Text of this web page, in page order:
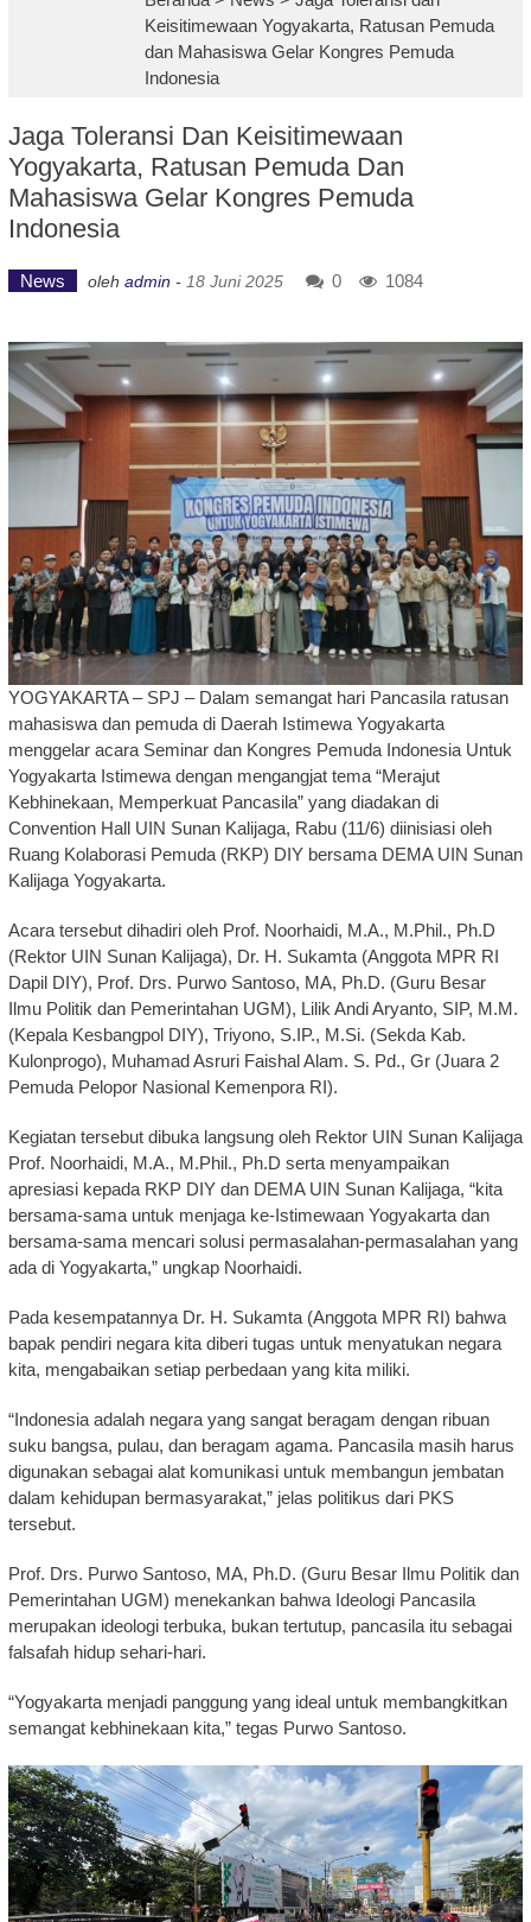
Keisitimewaan Yogyakarta, Ratusan Pemuda
dan Mahasiswa Gelar Kongres Pemuda
Indonesia
Jaga Toleransi Dan Keisitimewaan
Yogyakarta, Ratusan Pemuda Dan
Mahasiswa Gelar Kongres Pemuda
Indonesia
News oleh admin - 18 Juni 2025 0 1084
YOGYAKARTA – SPJ – Dalam semangat hari Pancasila ratusan
mahasiswa dan pemuda di Daerah Istimewa Yogyakarta
menggelar acara Seminar dan Kongres Pemuda Indonesia Untuk
Yogyakarta Istimewa dengan mengangjat tema “Merajut
Kebhinekaan, Memperkuat Pancasila” yang diadakan di
Convention Hall UIN Sunan Kalijaga, Rabu (11/6) diinisiasi oleh
Ruang Kolaborasi Pemuda (RKP) DIY bersama DEMA UIN Sunan
Kalijaga Yogyakarta.
Acara tersebut dihadiri oleh Prof. Noorhaidi, M.A., M.Phil., Ph.D
(Rektor UIN Sunan Kalijaga), Dr. H. Sukamta (Anggota MPR RI
Dapil DIY), Prof. Drs. Purwo Santoso, MA, Ph.D. (Guru Besar
Ilmu Politik dan Pemerintahan UGM), Lilik Andi Aryanto, SIP, M.M.
(Kepala Kesbangpol DIY), Triyono, S.IP., M.Si. (Sekda Kab.
Kulonprogo), Muhamad Asruri Faishal Alam. S. Pd., Gr (Juara 2
Pemuda Pelopor Nasional Kemenpora RI).
Kegiatan tersebut dibuka langsung oleh Rektor UIN Sunan Kalijaga
Prof. Noorhaidi, M.A., M.Phil., Ph.D serta menyampaikan
apresiasi kepada RKP DIY dan DEMA UIN Sunan Kalijaga, “kita
bersama-sama untuk menjaga ke-Istimewaan Yogyakarta dan
bersama-sama mencari solusi permasalahan-permasalahan yang
ada di Yogyakarta,” ungkap Noorhaidi.
Pada kesempatannya Dr. H. Sukamta (Anggota MPR RI) bahwa
bapak pendiri negara kita diberi tugas untuk menyatukan negara
kita, mengabaikan setiap perbedaan yang kita miliki.
“Indonesia adalah negara yang sangat beragam dengan ribuan
suku bangsa, pulau, dan beragam agama. Pancasila masih harus
digunakan sebagai alat komunikasi untuk membangun jembatan
dalam kehidupan bermasyarakat,” jelas politikus dari PKS
tersebut.
Prof. Drs. Purwo Santoso, MA, Ph.D. (Guru Besar Ilmu Politik dan
Pemerintahan UGM) menekankan bahwa Ideologi Pancasila
merupakan ideologi terbuka, bukan tertutup, pancasila itu sebagai
falsafah hidup sehari-hari.
“Yogyakarta menjadi panggung yang ideal untuk membangkitkan
semangat kebhinekaan kita,” tegas Purwo Santoso.